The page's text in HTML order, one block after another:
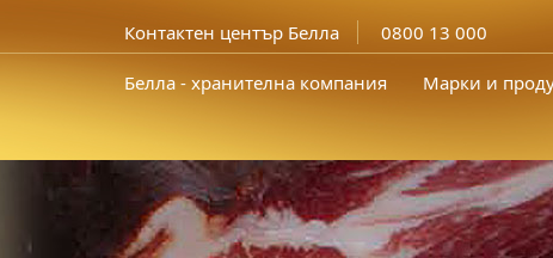
Контактен център Белла 0800 13 000
Белла - хранителна компания Марки и